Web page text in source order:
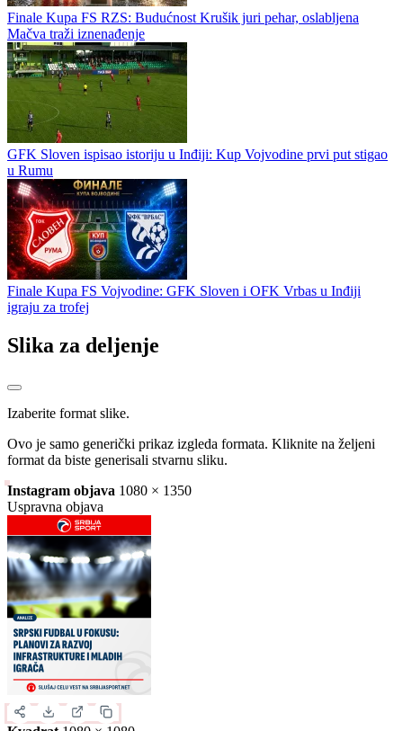
Finale Kupa FS RZS: Budućnost Krušik juri pehar, oslabljena
Mačva traži iznenađenje
GFK Sloven ispisao istoriju u Inđiji: Kup Vojvodine prvi put stigao
u Rumu
Finale Kupa FS Vojvodine: GFK Sloven i OFK Vrbas u Inđiji
igraju za trofej
Slika za deljenje
Izaberite format slike.
Ovo je samo generički prikaz izgleda formata. Kliknite na željeni
format da biste generisali stvarnu sliku.
Instagram objava 1080 × 1350
Uspravna objava